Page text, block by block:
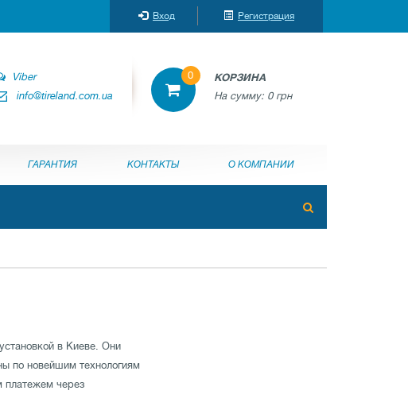
Вход Регистрация
Viber
info@tireland.com.ua
0
КОРЗИНА
На сумму: 0 грн
ГАРАНТИЯ КОНТАКТЫ О КОМПАНИИ
в Киеве. Они
по новейшим технологиям
платежем через